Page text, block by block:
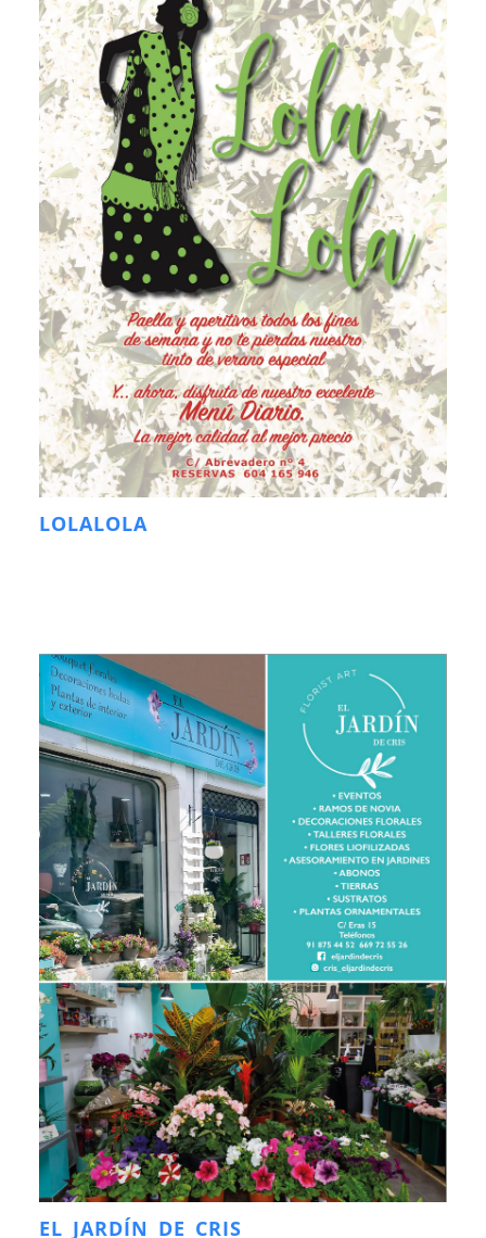
LOLALOLA
EL JARDÍN DE CRIS